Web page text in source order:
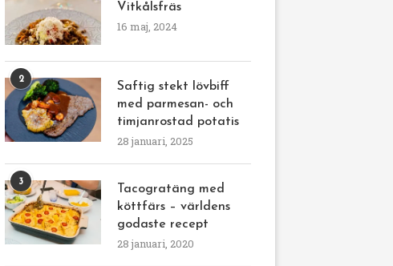
Vitkålsfräs
16 maj, 2024
2
Saftig stekt lövbiff
med parmesan- och
timjanrostad potatis
28 januari, 2025
3
Tacogratäng med
köttfärs – världens
godaste recept
28 januari, 2020